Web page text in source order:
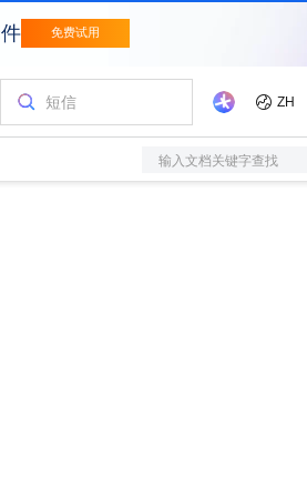
输入文档关键字查找